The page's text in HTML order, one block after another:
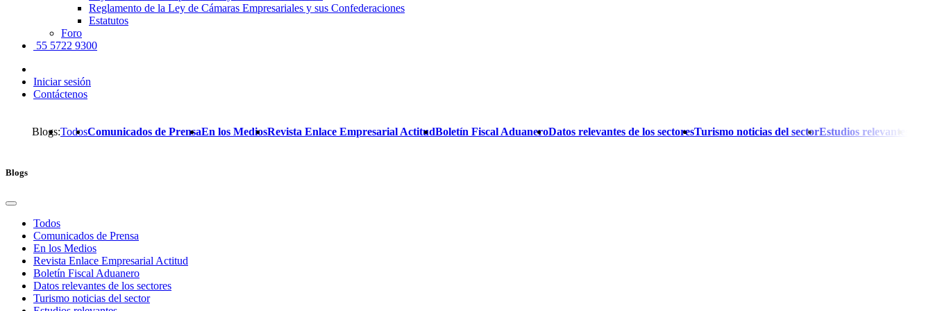
Reglamento de la Ley de Cámaras Empresariales y sus Confederaciones
Estatutos
Foro
55 5722 9300
Iniciar sesión
Contáctenos
Blogs:TodosComunicados de PrensaEn los MediosRevista Enlace Empresarial ActitudBoletín Fiscal AduaneroDatos relevantes de los sectoresTurismo noticias del sectorEstudios relevantes
Blogs
Todos
Comunicados de Prensa
En los Medios
Revista Enlace Empresarial Actitud
Boletín Fiscal Aduanero
Datos relevantes de los sectores
Turismo noticias del sector